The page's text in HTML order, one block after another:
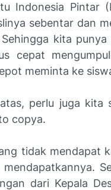
Indonesia Pintar
sebentar dan
kita
cepat
meminta ke
perlu juga kita
copya.
tidak mendapat
dari Kepala